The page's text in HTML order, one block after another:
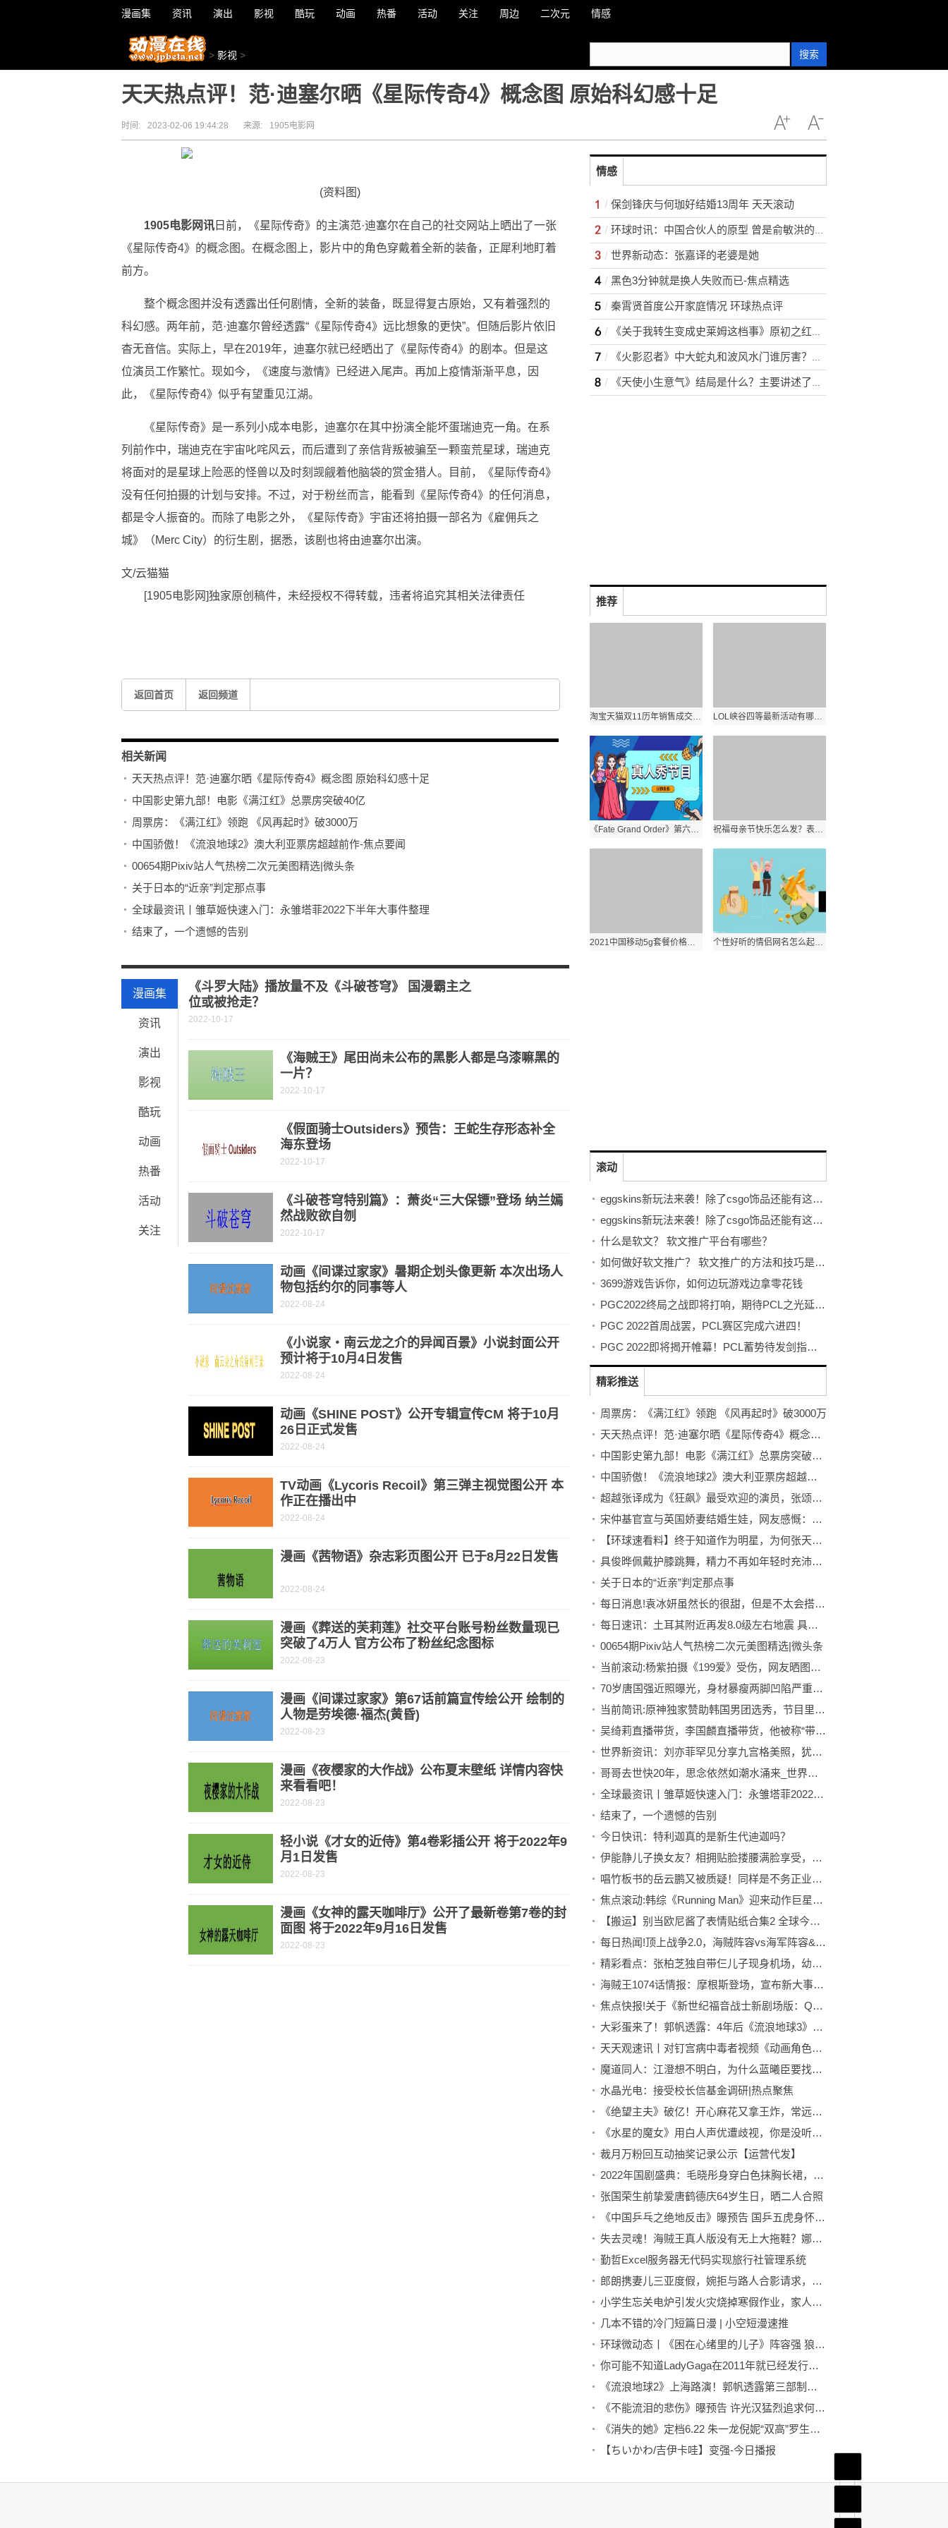
漫画集 资讯 演出 影视 酷玩 动画 热番 活动 关注 周边 二次元 情感
> 影视 > 搜索
天天热点评！范·迪塞尔晒《星际传奇4》概念图 原始科幻感十足
时间: 2023-02-06 19:44:28 来源: 1905电影网
(资料图)
1905电影网讯 日前，《星际传奇》的主演范·迪塞尔在自己的社交网站上晒出了一张
《星际传奇4》的概念图。在概念图上，影片中的角色穿戴着全新的装备，正犀利地盯着
前方。
整个概念图并没有透露出任何剧情，全新的装备，既显得复古原始，又有着强烈的
科幻感。两年前，范·迪塞尔曾经透露“《星际传奇4》远比想象的更快”。但随后影片依旧
杳无音信。实际上，早在2019年，迪塞尔就已经晒出了《星际传奇4》的剧本。但是这
位演员工作繁忙。现如今，《速度与激情》已经进入尾声。再加上疫情渐渐平息，因
此，《星际传奇4》似乎有望重见江湖。
《星际传奇》是一系列小成本电影，迪塞尔在其中扮演全能坏蛋瑞迪克一角。在系
列前作中，瑞迪克在宇宙叱咤风云，而后遭到了亲信背叛被骗至一颗蛮荒星球，瑞迪克
将面对的是星球上险恶的怪兽以及时刻觊觎着他脑袋的赏金猎人。目前，《星际传奇4》
没有任何拍摄的计划与安排。不过，对于粉丝而言，能看到《星际传奇4》的任何消息，
都是令人振奋的。而除了电影之外，《星际传奇》宇宙还将拍摄一部名为《雇佣兵之
城》（Merc City）的衍生剧，据悉，该剧也将由迪塞尔出演。
文/云猫猫
[1905电影网]独家原创稿件，未经授权不得转载，违者将追究其相关法律责任
返回首页 返回频道
相关新闻
天天热点评！范·迪塞尔晒《星际传奇4》概念图 原始科幻感十足
中国影史第九部！电影《满江红》总票房突破40亿
周票房：《满江红》领跑 《风再起时》破3000万
中国骄傲！《流浪地球2》澳大利亚票房超越前作-焦点要闻
00654期Pixiv站人气热榜二次元美图精选|微头条
关于日本的“近亲”判定那点事
全球最资讯丨雏草姬快速入门：永雏塔菲2022下半年大事件整理
结束了，一个遗憾的告别
漫画集
资讯
演出
影视
酷玩
动画
热番
活动
关注
《斗罗大陆》播放量不及《斗破苍穹》 国漫霸主之
位或被抢走？
2022-10-17
《海贼王》尾田尚未公布的黑影人都是乌漆嘛黑的
一片？
2022-10-17
《假面骑士Outsiders》预告：王蛇生存形态补全
海东登场
2022-10-17
《斗破苍穹特别篇》：萧炎“三大保镖”登场 纳兰嫣
然战败欲自刎
2022-10-17
动画《间谍过家家》暑期企划头像更新 本次出场人
物包括约尔的同事等人
2022-08-24
《小说家・南云龙之介的异闻百景》小说封面公开
预计将于10月4日发售
2022-08-24
动画《SHINE POST》公开专辑宣传CM 将于10月
26日正式发售
2022-08-24
TV动画《Lycoris Recoil》第三弹主视觉图公开 本
作正在播出中
2022-08-24
漫画《茜物语》杂志彩页图公开 已于8月22日发售
2022-08-24
漫画《葬送的芙莉莲》社交平台账号粉丝数量现已
突破了4万人 官方公布了粉丝纪念图标
2022-08-23
漫画《间谍过家家》第67话前篇宣传绘公开 绘制的
人物是劳埃德·福杰(黄昏)
2022-08-23
漫画《夜樱家的大作战》公布夏末壁纸 详情内容快
来看看吧！
2022-08-23
轻小说《才女的近侍》第4卷彩插公开 将于2022年9
月1日发售
2022-08-23
漫画《女神的露天咖啡厅》公开了最新卷第7卷的封
面图 将于2022年9月16日发售
2022-08-23
情感
保剑锋庆与何珈好结婚13周年 天天滚动
环球时讯：中国合伙人的原型 曾是俞敏洪的合伙人
世界新动态：张嘉译的老婆是她
黑色3分钟就是换人失败而已-焦点精选
秦霄贤首度公开家庭情况 环球热点评
《关于我转生变成史莱姆这档事》原初之红为什么害怕原初之黑？库洛艾为什么杀米莉姆？
《火影忍者》中大蛇丸和波风水门谁厉害？鼬为什么叫卡卡西大哥
《天使小生意气》结局是什么？主要讲述了什么故事？
推荐
淘宝天猫双11历年销售成交额数据是多少？历年双十一淘宝天猫业绩分析？ 环球实时 LOL峡谷四等最新活动有哪些？活动规则奖励有哪些？:世界看热讯
《Fate Grand Order》第六章怎么玩？FGO第六章敌方配置汇总？_世界报资讯 祝福母亲节快乐怎么发？表达了妈妈辛苦了女神节日快乐的句子有哪些？
2021中国移动5g套餐价格是多少？移动5g卡最新流量套餐资费一览表？ 个性好听的情侣网名怎么起？简短配对情侣昵称专用有哪些？
滚动
eggskins新玩法来袭！除了csgo饰品还能有这些...
eggskins新玩法来袭！除了csgo饰品还能有这些...
什么是软文？ 软文推广平台有哪些？
如何做好软文推广？ 软文推广的方法和技巧是什么？
3699游戏告诉你，如何边玩游戏边拿零花钱
PGC2022终局之战即将打响，期待PCL之光延续迈向最高顶峰！
PGC 2022首周战罢，PCL赛区完成六进四！
PGC 2022即将揭开帷幕！PCL蓄势待发剑指至高荣耀！
精彩推送
周票房：《满江红》领跑 《风再起时》破3000万
天天热点评！范·迪塞尔晒《星际传奇4》概念图 原始科幻感十足
中国影史第九部！电影《满江红》总票房突破40亿
中国骄傲！《流浪地球2》澳大利亚票房超越前作-焦点要闻
超越张译成为《狂飙》最受欢迎的演员，张颂文值得
宋仲基官宣与英国娇妻结婚生娃，网友感慨：生过孩子就是不一样
【环球速看料】终于知道作为明星，为何张天爱捐100万都有种倾尽全力的感觉了！
具俊晔佩戴护膝跳舞，精力不再如年轻时充沛，兰姐直播间内涵对方
关于日本的“近亲”判定那点事
每日消息!袁冰妍虽然长的很甜，但是不太会搭配，选的鞋子好显腿短
每日速讯：土耳其附近再发8.0级左右地震 具体详细内容是什么
00654期Pixiv站人气热榜二次元美图精选|微头条
当前滚动:杨紫拍摄《199爱》受伤，网友晒图表示杨紫腿受伤
70岁唐国强近照曝光，身材暴瘦两脚凹陷严重，疑似去美国看病？:天天热资讯
当前简讯:原神独家赞助韩国男团选秀，节目里都是原石，观众：有男Coser吗？
吴绮莉直播带货，李国麟直播带货，他被称“带货最惨的明星”:每日资讯
世界新资讯：刘亦菲罕见分享九宫格美照，犹抱琵琶半遮面
哥哥去世快20年，思念依然如潮水涌来_世界新要闻
全球最资讯丨雏草姬快速入门：永雏塔菲2022下半年大事件整理
结束了，一个遗憾的告别
今日快讯：特利迦真的是新生代迪迦吗？
伊能静儿子换女友？相拥贴脸搂腰满脸享受，网友：精神好像不正常 全球独家
唱竹板书的岳云鹏又被质疑！同样是不务正业，为何于谦成了大师？ 世界快资讯
焦点滚动:韩综《Running Man》迎来动作巨星甄子丹 现场重现经典武术招式狂粉宋智孝激动兴奋
【搬运】别当欧尼酱了表情贴纸合集2 全球今热点
每日热闻!顶上战争2.0，海贼阵容vs海军阵容&新旧七武海哪个强？
精彩看点：张柏芝独自带仨儿子现身机场，幼子正面曝光颜值高，不是混血儿？
海贼王1074话情报：摩根斯登场，宣布新大事件，罗被黑胡子击败 全球今亮点
焦点快报!关于《新世纪福音战士新剧场版：Q》 人物的评价
大彩蛋来了！郭帆透露：4年后《流浪地球3》再见！-全球热文
天天观速讯丨对钉宫病中毒者视频《动画角色逆转谈—喜多郁代—孤独摇滚最违和的角色》的个人延伸
魔道同人：江澄想不明白，为什么蓝曦臣要找他？|每日速递
水晶光电：接受校长信基金调研|热点聚焦
《绝望主夫》破亿！开心麻花又拿王炸，常远一出手就是天花板了:播资讯
《水星的魔女》用白人声优遭歧视，你是没听过钉宫理惠三连吧？:全球快报
裁月万粉回互动抽奖记录公示【运营代发】
2022年国剧盛典：毛晓彤身穿白色抹胸长裙，杨澜的造型亮了！
张国荣生前挚爱唐鹤德庆64岁生日，晒二人合照
《中国乒乓之绝地反击》曝预告 国乒五虎身怀绝技
失去灵魂！海贼王真人版没有无上大拖鞋？娜美扮演者回应来啦！-要闻速递
勤哲Excel服务器无代码实现旅行社管理系统
郎朗携妻儿三亚度假，婉拒与路人合影请求，穿短裤出行露粗壮大腿-最新
小学生忘关电炉引发火灾烧掉寒假作业，家人：他很高兴，但老师给了本新的:天天视讯
几本不错的冷门短篇日漫 | 小空短漫速推
环球微动态丨《困在心绪里的儿子》阵容强 狼叔与霍普金斯飙戏
你可能不知道LadyGaga在2011年就已经发行过Dubstep单曲
《流浪地球2》上海路演！郭帆透露第三部制作周期:速看料
《不能流泪的悲伤》曝预告 许光汉猛烈追求何蓝逗|环球信息
《消失的她》定档6.22 朱一龙倪妮“双高”罗生门-世界资讯
【ちいかわ/吉伊卡哇】变强-今日播报